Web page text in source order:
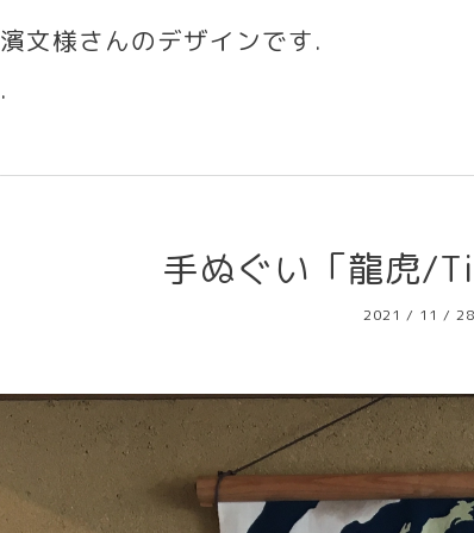
濱文様さんのデザインです.
.
手ぬぐい「龍虎/
2021 / 11 /